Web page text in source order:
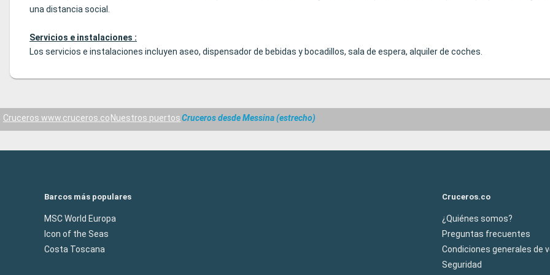
una distancia social.
Servicios e instalaciones :
Los servicios e instalaciones incluyen aseo, dispensador de bebidas y bocadillos, sala de espera, alquiler de coches.
Cruceros www.cruceros.co Nuestros puertosCruceros desde Messina (estrecho)
Barcos más populares
MSC World Europa
Icon of the Seas
Costa Toscana
Cruceros.co
¿Quiénes somos?
Preguntas frecuentes
Condiciones generales de
Seguridad